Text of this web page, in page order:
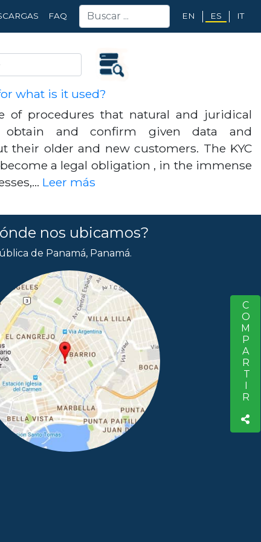
FAQ EN ES IT
what is it used?
of procedures that natural and juridical
and confirm given data and
their older and new customers. The KYC
a legal obligation , in the immense
Leer más
COMPARTIR
nos ubicamos?
de Panamá, Panamá.